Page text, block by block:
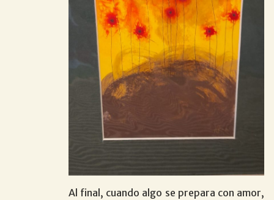
Al final, cuando algo se prepara con amor,